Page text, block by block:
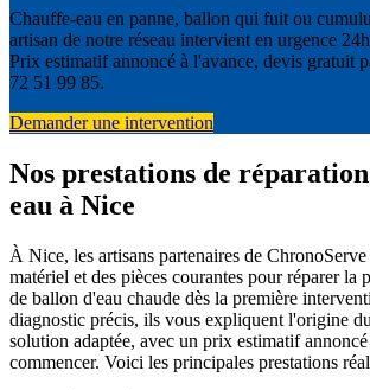
Chauffe-eau en panne, ballon qui fuit ou
artisan de notre réseau intervient en urgence
Prix estimatif annoncé à l'avance, devis gratuit
72 51 99 85.
Demander une intervention
Nos prestations de
eau à Nice
À Nice, les artisans partenaires de
matériel et des pièces courantes pour réparer la
de ballon d'eau chaude dès la première
diagnostic précis, ils vous expliquent l'origine
solution adaptée, avec un prix estimatif
commencer. Voici les principales prestations